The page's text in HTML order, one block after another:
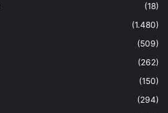
(18)
(1.480)
(509)
(262)
(150)
(294)